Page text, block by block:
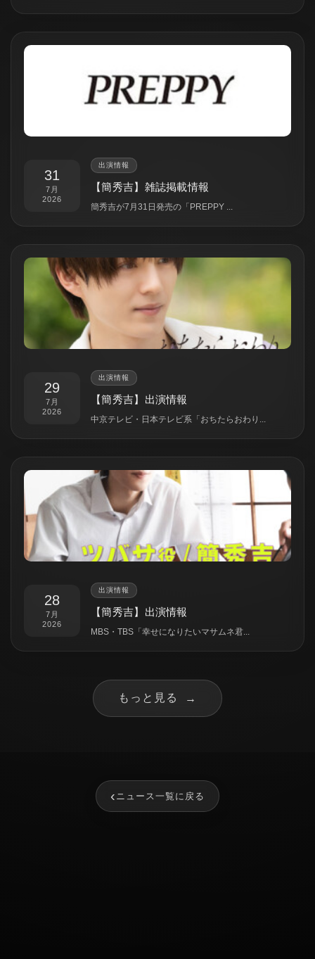
31
7月
2026
出演情報
【簡秀吉】雑誌掲載情報
簡秀吉が7月31日発売の「PREPPY ...
29
7月
2026
出演情報
【簡秀吉】出演情報
中京テレビ・日本テレビ系「おちたらおわり...
28
7月
2026
出演情報
【簡秀吉】出演情報
MBS・TBS「幸せになりたいマサムネ君...
もっと見る →
‹ ニュース一覧に戻る